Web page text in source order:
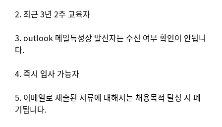
2. 최근 3년 2주 교육자
3. outlook 메일특성상 발신자는 수신 여부 확인이 안됩니
다.
4. 즉시 입사 가능자
5. 이메일로 제출된 서류에 대해서는 채용목적 달성 시 폐
기됩니다.